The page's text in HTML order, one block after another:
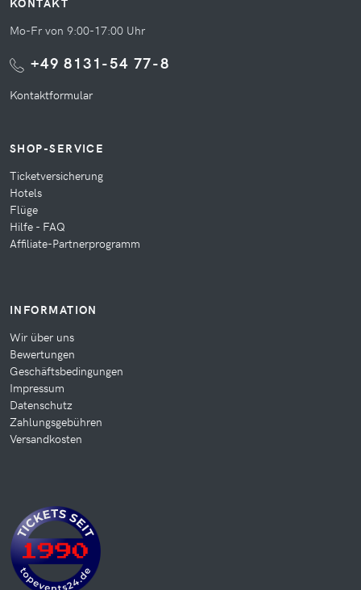
Mo-Fr von 9:00-17:00 Uhr
+49 8131-54 77-8
Kontaktformular
SHOP-SERVICE
Ticketversicherung
Hotels
Flüge
Hilfe - FAQ
Affiliate-Partnerprogramm
INFORMATION
Wir über uns
Bewertungen
Geschäftsbedingungen
Impressum
Datenschutz
Zahlungsgebühren
Versandkosten